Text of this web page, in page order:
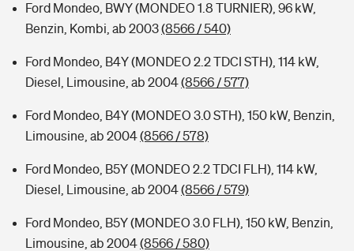
Ford Mondeo, BWY (MONDEO 1.8 TURNIER), 96 kW,
Benzin, Kombi, ab 2003(8566 / 540)
Ford Mondeo, B4Y (MONDEO 2.2 TDCI STH), 114 kW,
Diesel, Limousine, ab 2004(8566 / 577)
Ford Mondeo, B4Y (MONDEO 3.0 STH), 150 kW, Benzin,
Limousine, ab 2004(8566 / 578)
Ford Mondeo, B5Y (MONDEO 2.2 TDCI FLH), 114 kW,
Diesel, Limousine, ab 2004(8566 / 579)
Ford Mondeo, B5Y (MONDEO 3.0 FLH), 150 kW, Benzin,
Limousine, ab 2004(8566 / 580)